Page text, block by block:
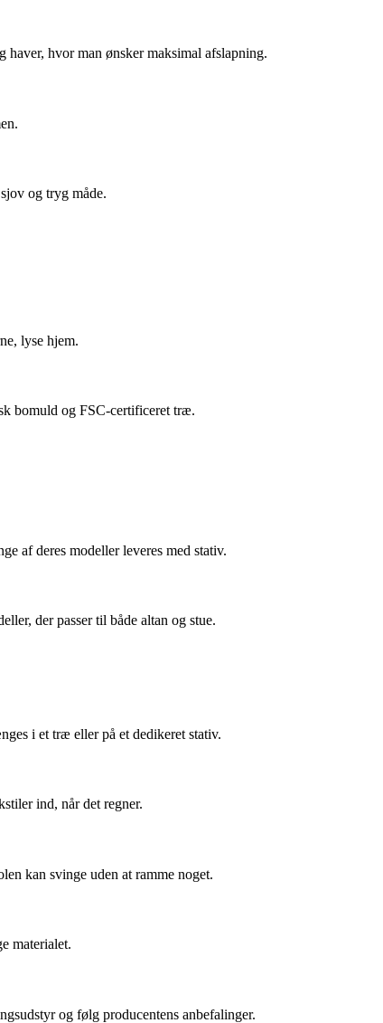
hvor man ønsker maksimal afslapning.
og tryg måde.
lyse hjem.
bomuld og FSC-certificeret træ.
af deres modeller leveres med stativ.
der passer til både altan og stue.
i et træ eller på et dedikeret stativ.
ind, når det regner.
kan svinge uden at ramme noget.
materialet.
og følg producentens anbefalinger.